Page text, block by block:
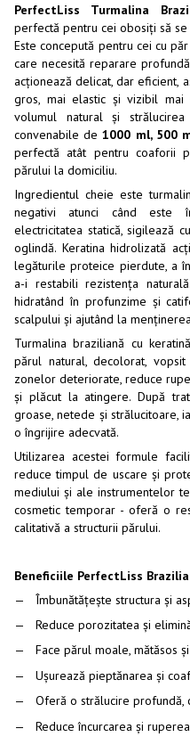
PerfectLiss Turmalina
perfectă pentru cei obosiți să
Este concepută pentru cei cu
care necesită reparare
acționează delicat, dar eficient,
gros, mai elastic și vizibil mai
volumul natural și
convenabile de 1000 ml, 500
perfectă atât pentru coaforii
părului la domiciliu.
Ingredientul cheie este
negativi atunci când este
electricitatea statică, sigilează
oglindă. Keratina hidrolizată
legăturile proteice pierdute, a
a-i restabili rezistența
hidratând în profunzime și
scalpului și ajutând la
Turmalina braziliană cu keratină
părul natural, decolorat,
zonelor deteriorate, reduce
și plăcut la atingere. După
groase, netede și strălucitoare,
o îngrijire adecvată.
Utilizarea acestei formule
reduce timpul de uscare și
mediului și ale instrumentelor
cosmetic temporar - oferă o
calitativă a structurii părului.
Beneficiile PerfectLiss
Îmbunătățește structura și
Reduce porozitatea și
Face părul moale, mătăsos
Ușurează pieptănarea și
Oferă o strălucire profundă,
Reduce încurcarea și ruperea